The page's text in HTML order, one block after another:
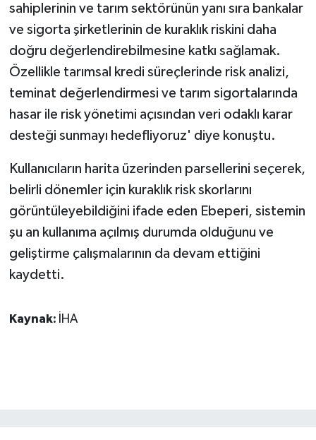
sahiplerinin ve tarım sektörünün yanı sıra bankalar
ve sigorta şirketlerinin de kuraklık riskini daha
doğru değerlendirebilmesine katkı sağlamak.
Özellikle tarımsal kredi süreçlerinde risk analizi,
teminat değerlendirmesi ve tarım sigortalarında
hasar ile risk yönetimi açısından veri odaklı karar
desteği sunmayı hedefliyoruz' diye konuştu.
Kullanıcıların harita üzerinden parsellerini seçerek,
belirli dönemler için kuraklık risk skorlarını
görüntüleyebildiğini ifade eden Ebeperi, sistemin
şu an kullanıma açılmış durumda olduğunu ve
geliştirme çalışmalarının da devam ettiğini
kaydetti.
Kaynak: İHA